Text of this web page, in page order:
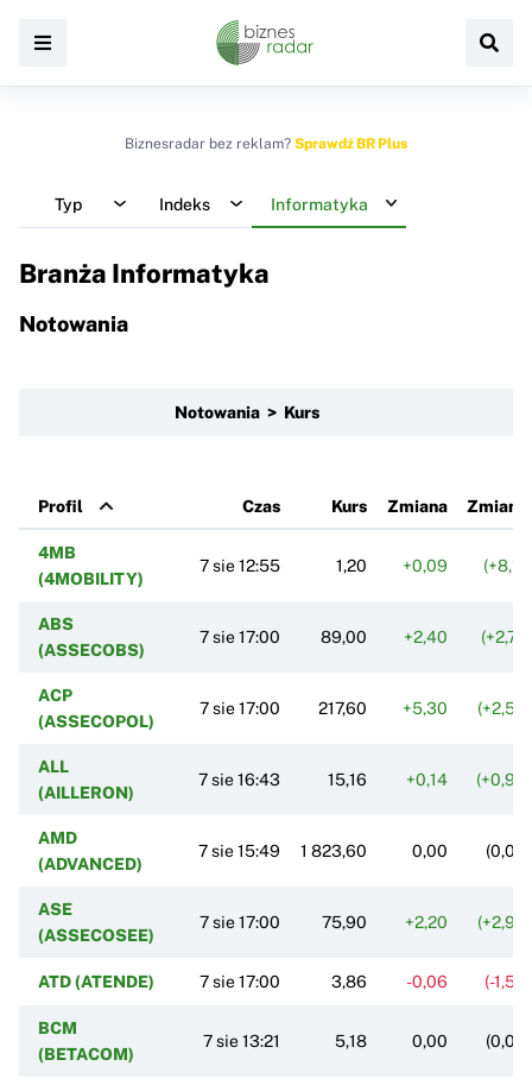
Biznesradar bez reklam? Sprawdź BR Plus
Typ Indeks Informatyka
Branża Informatyka
Notowania
Notowania > Kurs
Profil Czas Kurs Zmiana Zmiana
4MB
(4MOBILITY)
7 sie 12:55 1,20 +0,09
ABS
(ASSECOBS)
7 sie 17:00 89,00 +2,40
ACP
(ASSECOPOL)
7 sie 17:00 217,60 +5,30
ALL
(AILLERON)
7 sie 16:43 15,16 +0,14
AMD
(ADVANCED)
7 sie 15:49 1 823,60 0,00
ASE
(ASSECOSEE)
7 sie 17:00 75,90 +2,20
ATD (ATENDE) 7 sie 17:00 3,86 -0,06 (-
BCM
(BETACOM)
7 sie 13:21 5,18 0,00